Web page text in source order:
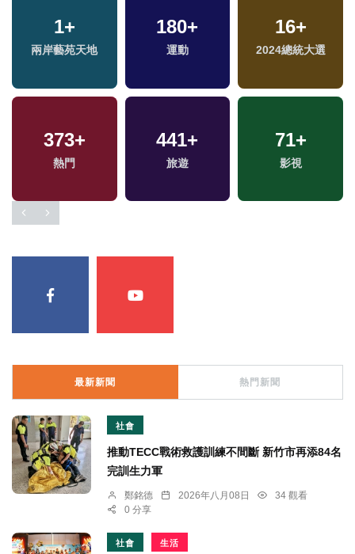
1+
兩岸藝苑天地
180+
運動
16+
2024總統大選
373+
熱門
441+
旅遊
71+
影視
274+
藝文
1181+
政治
4+
兩岸佛教文化交流專
41+
兩岸道教文化交流專
78+
美食
10+
綜藝
最新新聞 熱門新聞
社會
推動TECC戰術救護訓練不間斷 新竹市再添84名
完訓生力軍
鄭銘德 2026年八月08日
34 觀看
0 分享
社會 生活